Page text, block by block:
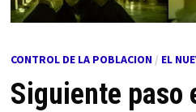
CONTROL DE LA POBLACION/ EL
Siguiente paso